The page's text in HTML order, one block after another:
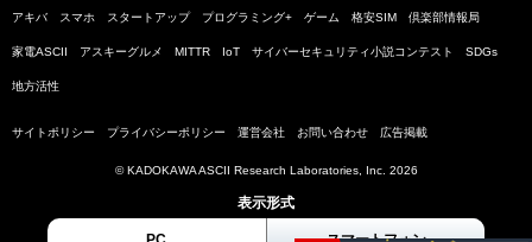
アキバ スマホ スタートアップ プログラミング+ ゲーム 格安SIM 倶楽部情報局
家電ASCII アスキーグルメ MITTR IoT サイバーセキュリティ小説コンテスト SDGs
地方活性
サイトポリシー プライバシーポリシー 運営会社 お問い合わせ 広告掲載
© KADOKAWA ASCII Research Laboratories, Inc. 2026
表示形式